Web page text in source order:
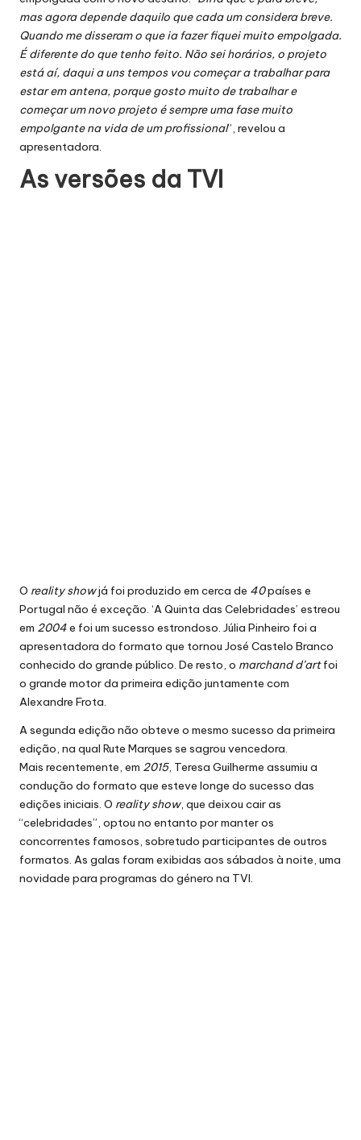
mas agora depende daquilo que cada um considera breve.
Quando me disseram o que ia fazer fiquei muito empolgada.
É diferente do que tenho feito. Não sei horários, o projeto
está aí, daqui a uns tempos vou começar a trabalhar para
estar em antena, porque gosto muito de trabalhar e
começar um novo projeto é sempre uma fase muito
empolgante na vida de um profissional”, revelou a
apresentadora.
As versões da TVI
O reality showjá foi produzido em cerca de 40países e
Portugal não é exceção. ‘A Quinta das Celebridades’ estreou
em 2004e foi um sucesso estrondoso. Júlia Pinheiro foi a
apresentadora do formato que tornou José Castelo Branco
conhecido do grande público. De resto, o marchand d’artfoi
o grande motor da primeira edição juntamente com
Alexandre Frota.
A segunda edição não obteve o mesmo sucesso da primeira
edição, na qual Rute Marques se sagrou vencedora.
Mais recentemente, em 2015, Teresa Guilherme assumiu a
condução do formato que esteve longe do sucesso das
edições iniciais. O reality show, que deixou cair as
“celebridades”, optou no entanto por manter os
concorrentes famosos, sobretudo participantes de outros
formatos. As galas foram exibidas aos sábados à noite, uma
novidade para programas do género na TVI.